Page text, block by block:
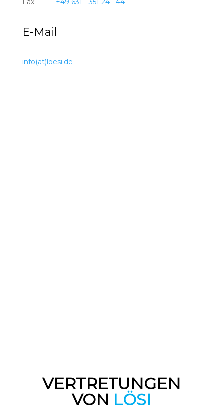
E-Mail
info(at)loesi.de
VERTRETUNGEN
VON LÖSI